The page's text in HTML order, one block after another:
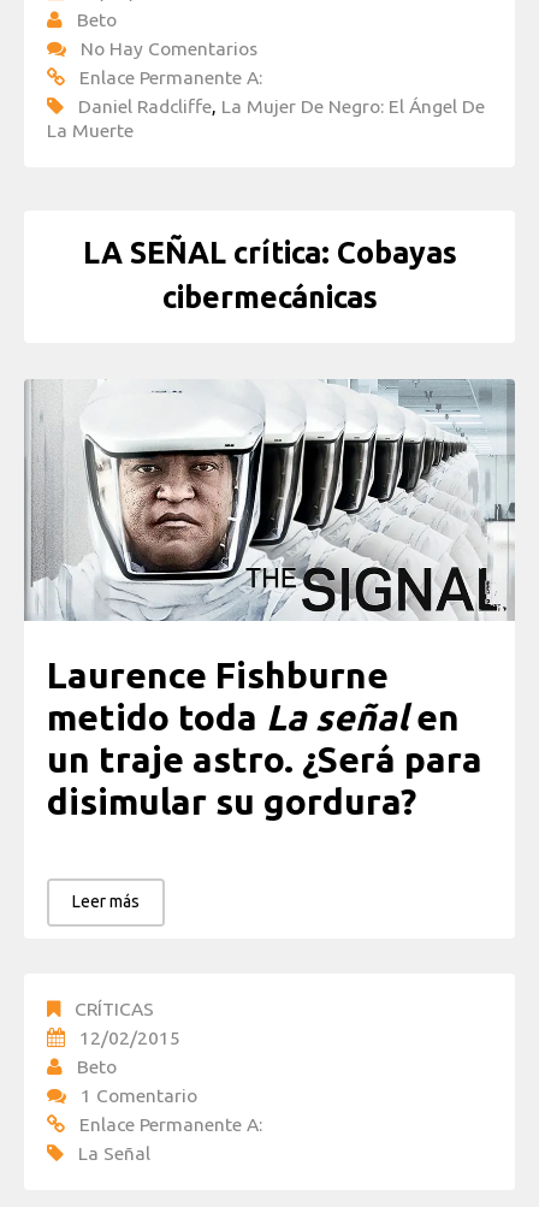
Beto
No Hay Comentarios
Enlace Permanente A:
Daniel Radcliffe, La Mujer De Negro: El Ángel De
La Muerte
LA SEÑAL crítica: Cobayas
cibermecánicas
Laurence Fishburne
metido toda La señalen
un traje astro. ¿Será para
disimular su gordura?
Leer más
CRÍTICAS
12/02/2015
Beto
1 Comentario
Enlace Permanente A:
La Señal